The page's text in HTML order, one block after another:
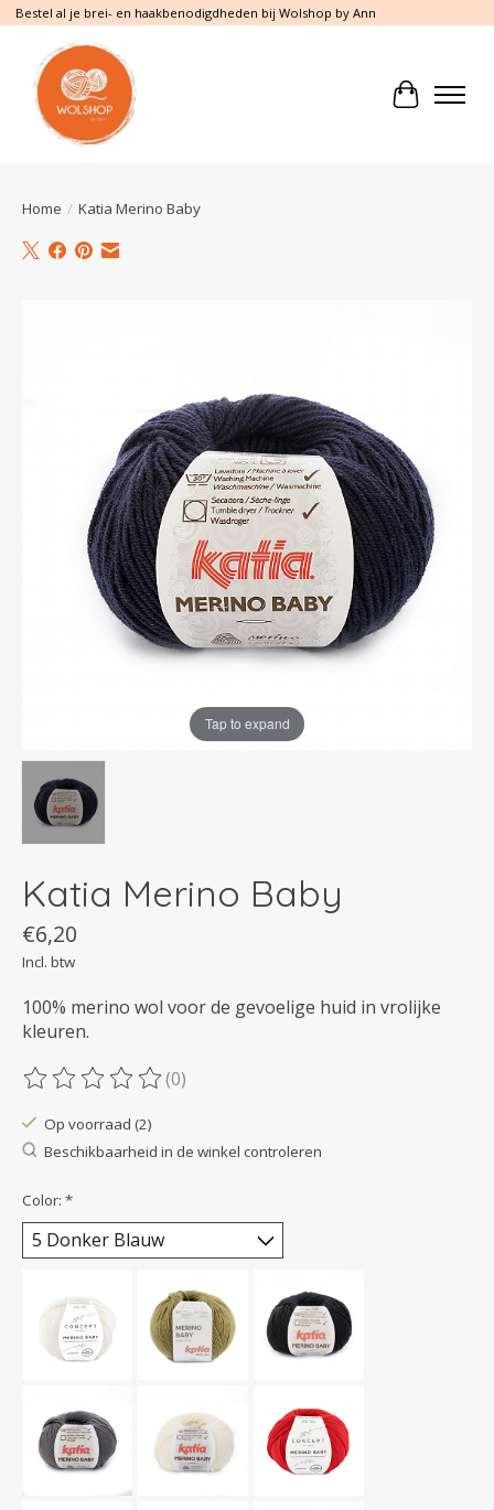
Bestel al je brei- en haakbenodigdheden bij Wolshop by Ann
Home / Katia Merino Baby
Tap to expand
Katia Merino Baby
€6,20
Incl. btw
100% merino wol voor de gevoelige huid in vrolijke
kleuren.
De beoordeling van dit product is
(0)
Op voorraad (2)
Beschikbaarheid in de winkel controleren
Color: *